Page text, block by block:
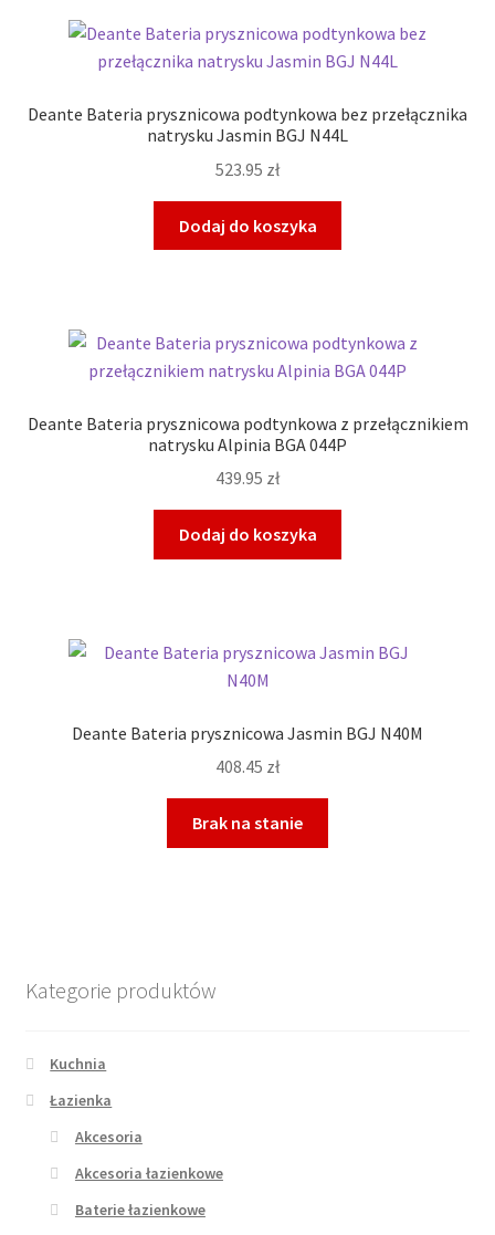
Deante Bateria prysznicowa podtynkowa bez przełącznika
natrysku Jasmin BGJ N44L
523.95 zł
Dodaj do koszyka
Deante Bateria prysznicowa podtynkowa z przełącznikiem
natrysku Alpinia BGA 044P
439.95 zł
Dodaj do koszyka
Deante Bateria prysznicowa Jasmin BGJ N40M
408.45 zł
Brak na stanie
Kategorie produktów
Kuchnia
Łazienka
Akcesoria
Akcesoria łazienkowe
Baterie łazienkowe